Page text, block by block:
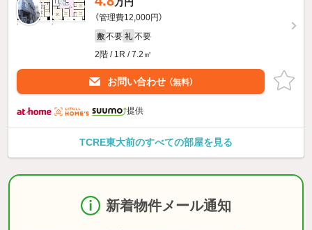
万円
（管理費12,000円）
敷 不要 礼 不要
2階 / 1R / 7.2㎡
お問い合わせ （無料）
提供
TCRE東大前のすべての部屋を見る
新着物件メール通知